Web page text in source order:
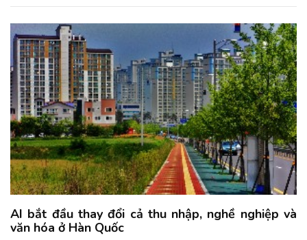
AI bắt đầu thay đổi cả thu nhập, nghề nghiệp và
văn hóa ở Hàn Quốc